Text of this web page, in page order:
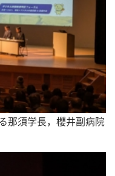
那須学長，櫻井副病院